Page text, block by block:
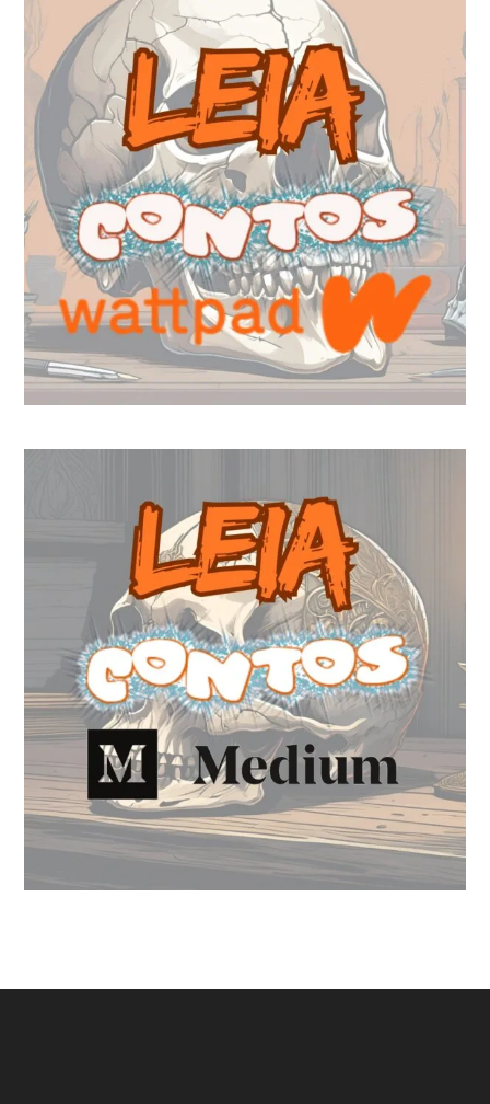
aba
nova
aba
nova
aba
nova
aba
nova
aba